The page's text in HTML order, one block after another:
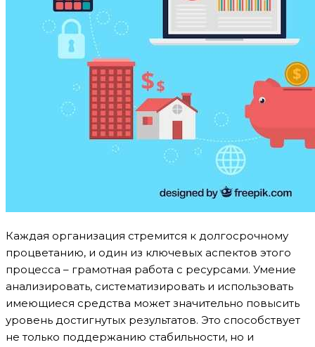
Каждая организация стремится к долгосрочному
процветанию, и один из ключевых аспектов этого
процесса – грамотная работа с ресурсами. Умение
анализировать, систематизировать и использовать
имеющиеся средства может значительно повысить
уровень достигнутых результатов. Это способствует
не только поддержанию стабильности, но и